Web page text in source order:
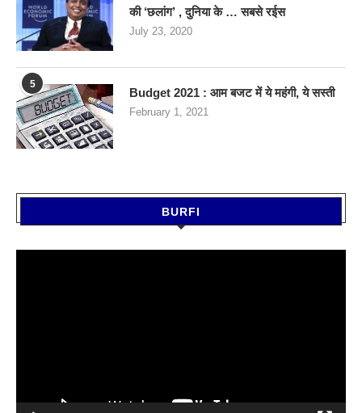
की ‘छलांग’ , दुनिया के … सबसे रईस
July 23, 2020
5
Budget 2021 : आम बजट में ये महंगी, ये सस्‍ती
February 1, 2021
BURFI